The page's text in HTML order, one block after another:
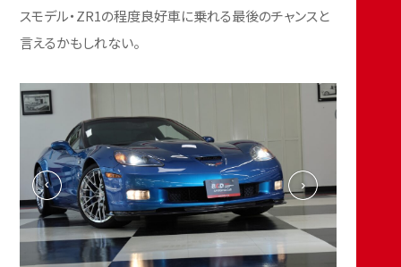
スモデル・ZR1の程度良好車に乗れる最後のチャンスと
言えるかもしれない。